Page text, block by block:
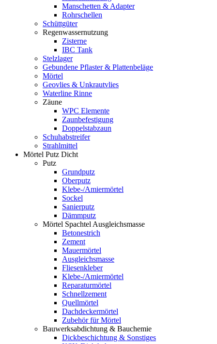
Manschetten & Adapter
Rohrschellen
Schüttgüter
Regenwassernutzung
Zisterne
IBC Tank
Stelzlager
Gebundene Pflaster & Plattenbeläge
Mörtel
Geovlies & Unkrautvlies
Waterline Rinne
Zäune
WPC Elemente
Zaunbefestigung
Doppelstabzaun
Schuhabstreifer
Strahlmittel
Mörtel Putz Dicht
Putz
Grundputz
Oberputz
Klebe-/Amiermörtel
Sockel
Sanierputz
Dämmputz
Mörtel Spachtel Ausgleichsmasse
Betonestrich
Zement
Mauermörtel
Ausgleichsmasse
Fliesenkleber
Klebe-/Amiermörtel
Reparaturmörtel
Schnellzement
Quellmörtel
Dachdeckermörtel
Zubehör für Mörtel
Bauwerksabdichtung & Bauchemie
Dickbeschichtung & Sonstiges